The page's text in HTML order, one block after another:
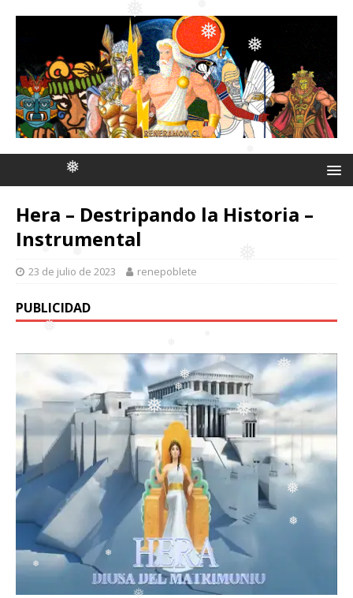
❅
❅
❅
❅
❅ ❅
❅
❅
❅
❅
❅
❅
❅
❅
❅
❅
❅
❅
❅
❅
Hera – Destripando la Historia –
Instrumental
23 de julio de 2023 renepoblete
PUBLICIDAD